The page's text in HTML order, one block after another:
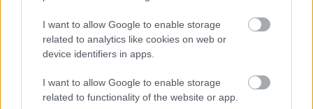
I want to allow Google to enable storage
related to analytics like cookies on web or
device identifiers in apps.
I want to allow Google to enable storage
related to functionality of the website or app.
Meztelenül jótékonyak